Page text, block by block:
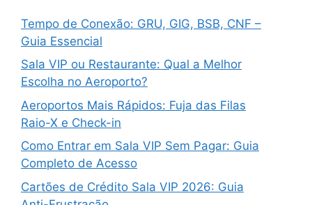
Tempo de Conexão: GRU, GIG, BSB, CNF –
Guia Essencial
Sala VIP ou Restaurante: Qual a Melhor
Escolha no Aeroporto?
Aeroportos Mais Rápidos: Fuja das Filas
Raio-X e Check-in
Como Entrar em Sala VIP Sem Pagar: Guia
Completo de Acesso
Cartões de Crédito Sala VIP 2026: Guia